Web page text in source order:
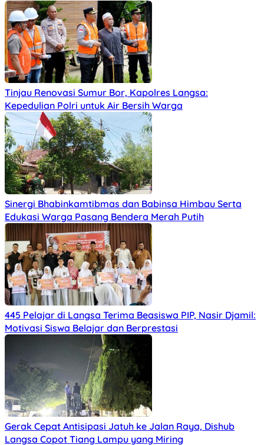
Tinjau Renovasi Sumur Bor, Kapolres Langsa:
Kepedulian Polri untuk Air Bersih Warga
Sinergi Bhabinkamtibmas dan Babinsa Himbau Serta
Edukasi Warga Pasang Bendera Merah Putih
445 Pelajar di Langsa Terima Beasiswa PIP, Nasir Djamil:
Motivasi Siswa Belajar dan Berprestasi
Gerak Cepat Antisipasi Jatuh ke Jalan Raya, Dishub
Langsa Copot Tiang Lampu yang Miring